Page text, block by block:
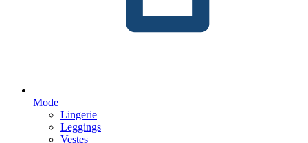
Mode
Lingerie
Leggings
Vestes